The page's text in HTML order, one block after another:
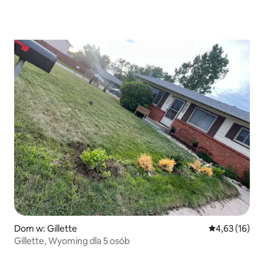
Dom w: Gillette Średnia
4,63 (16)
Gillette, Wyoming dla 5 osób